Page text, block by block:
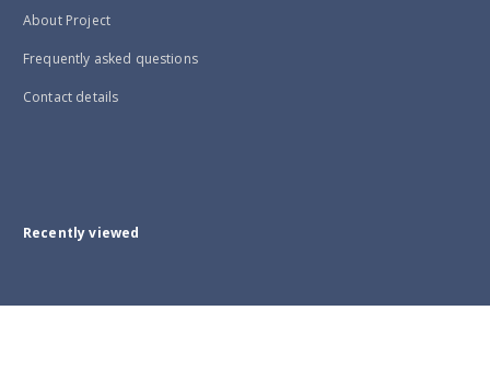
About Project
Frequently asked questions
Contact details
Recently viewed